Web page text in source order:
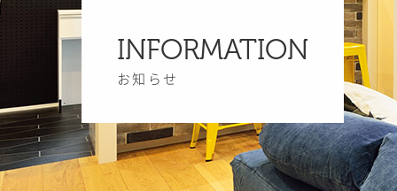
INFORMATION
お知らせ